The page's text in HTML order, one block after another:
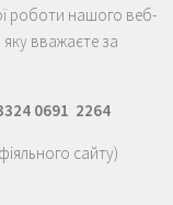
роботи нашого веб-
вважаєте за
0691 2264
сайту)